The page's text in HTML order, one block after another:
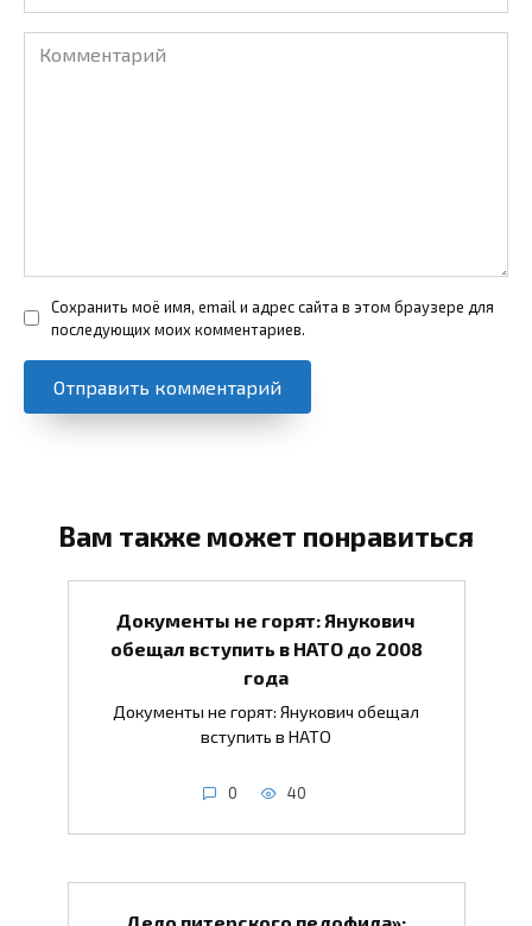
Комментарий
Сохранить моё имя, email и адрес сайта в этом браузере для
последующих моих комментариев.
Вам также может понравиться
Документы не горят: Янукович
обещал вступить в НАТО до 2008
года
Документы не горят: Янукович обещал
вступить в НАТО
0 40
Дело питерского педофила»: